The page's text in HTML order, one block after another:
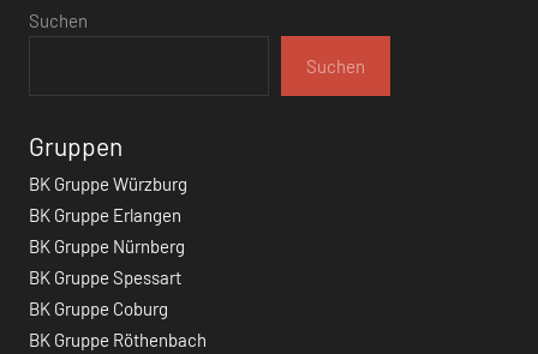
Suchen
Suchen
Gruppen
BK Gruppe Würzburg
BK Gruppe Erlangen
BK Gruppe Nürnberg
BK Gruppe Spessart
BK Gruppe Coburg
BK Gruppe Röthenbach